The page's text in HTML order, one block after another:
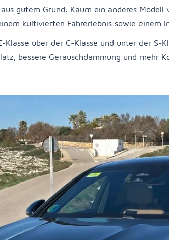
gutem Grund: Kaum ein anderes Modell
kultivierten Fahrerlebnis sowie einem
über der C-Klasse und unter der S-
bessere Geräuschdämmung und mehr